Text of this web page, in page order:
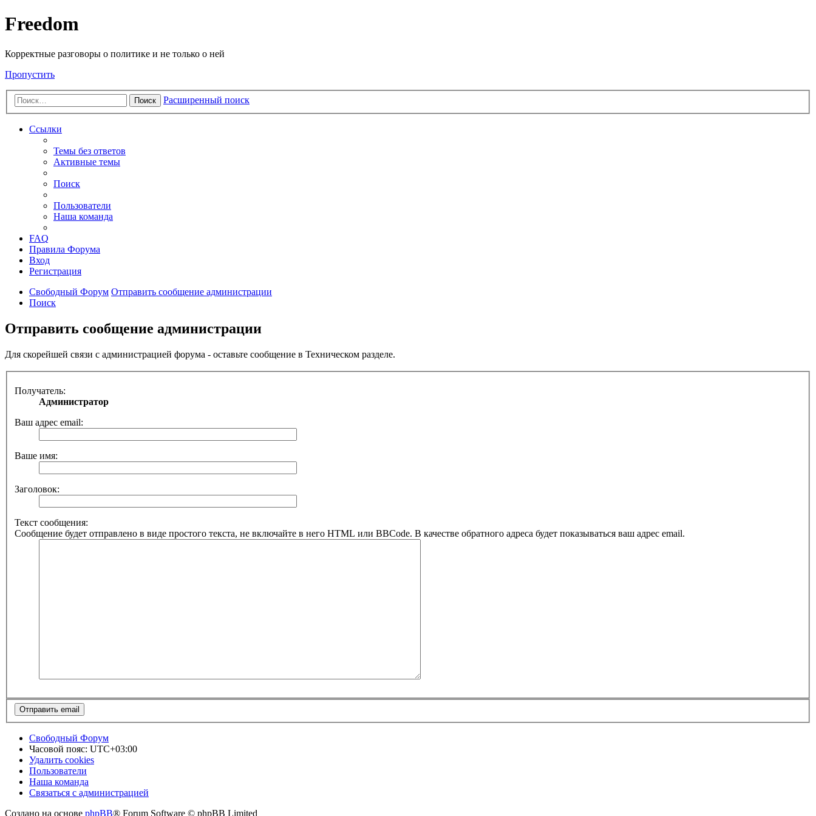
Freedom
Корректные разговоры о политике и не только о ней
Пропустить
Поиск Расширенный поиск
Ссылки
Темы без ответов
Активные темы
Поиск
Пользователи
Наша команда
FAQ
Правила Форума
Вход
Регистрация
Свободный Форум Отправить сообщение администрации
Поиск
Отправить сообщение администрации
Для скорейшей связи с администрацией форума - оставьте сообщение в Техническом разделе.
Получатель:
Администратор
Ваш адрес email:
Ваше имя:
Заголовок:
Текст сообщения:
Сообщение будет отправлено в виде простого текста, не включайте в него HTML или BBCode. В качестве обратного адреса будет показываться ваш адрес email.
Свободный Форум
Часовой пояс: UTC+03:00
Удалить cookies
Пользователи
Наша команда
Связаться с администрацией
Создано на основе phpBB® Forum Software © phpBB Limited